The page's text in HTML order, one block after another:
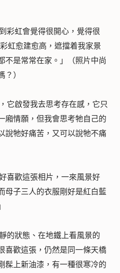
彩虹會覺得很開心，覺得很
虹愈建愈高，遮擋着我家景
不是常常在家。」（照片中尚
）
它啟發我去思考存在感，它只
廂情願，但我會思考牠自己的
說牠好痛苦，又可以說牠不痛
喜歡這張相片，一來風景好
母子三人的衣服剛好是紅白藍
的狀態、在地鐵上看風景的
喜歡這張，仍然是同一條天橋
髹上新油漆，有一種很寒冷的